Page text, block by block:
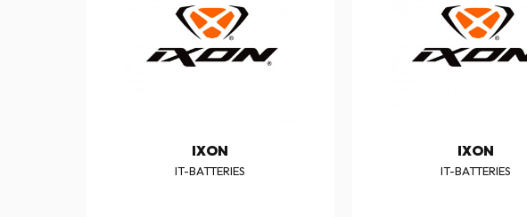
IXON
IT-BATTERIES
IXON
IT-BATTERIES